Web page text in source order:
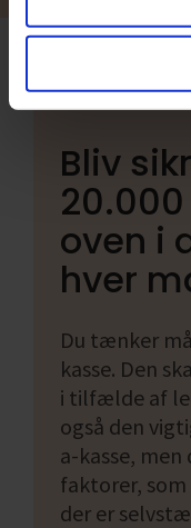
Bliv
oven i
hver
Du tænker
kasse. Den
i tilfælde af
også den
a-kasse,
faktorer,
der er